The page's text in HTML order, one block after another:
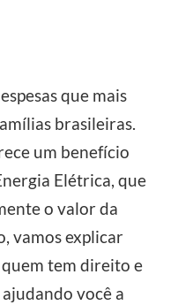
que mais
brasileiras.
um benefício
Elétrica, que
o valor da
vamos explicar
tem direito e
você a